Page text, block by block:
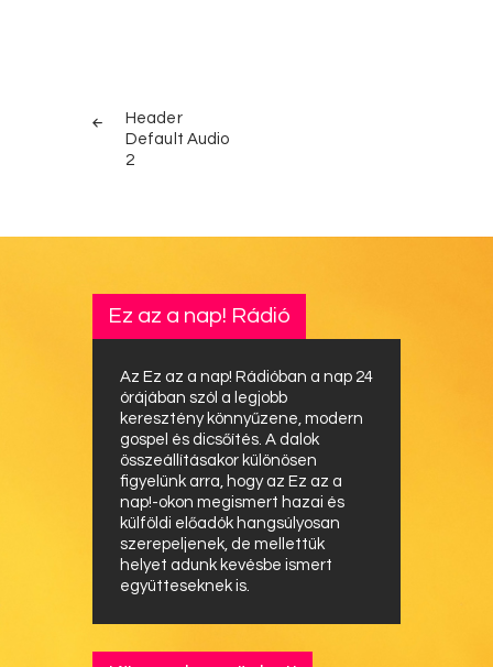
navigáció
POST
Header
Default Audio
2
Ez az a nap! Rádió
Az Ez az a nap! Rádióban a nap 24
órájában szól a legjobb
keresztény könnyűzene, modern
gospel és dicsőítés. A dalok
összeállításakor különösen
figyelünk arra, hogy az Ez az a
nap!-okon megismert hazai és
külföldi előadók hangsúlyosan
szerepeljenek, de mellettük
helyet adunk kevésbe ismert
együtteseknek is.